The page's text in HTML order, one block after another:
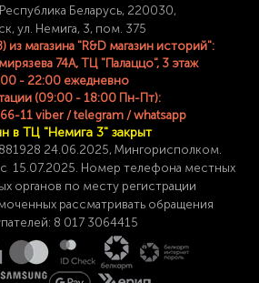
Беларусь, 220030,
ул. Немига, 3, пом. 375
магазина "R&D магазин историй":
74A, ТЦ "Палаццо", 3 этаж
- 22:00 ежедневно
(09:00 - 18:00 Пн-Пт):
11 viber / telegram / whatsapp
в ТЦ "Немига 3" закрыт
24 .06.2025, Мингорисполком.
15.07.2025. Номер телефона местных
органов по месту регистрации
рассматривать обращения
8 017 3064415